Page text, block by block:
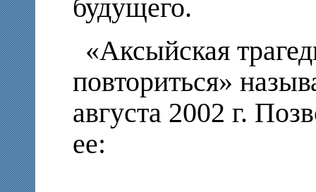
будущего.
«Аксыйская
повториться»
августа 2002 г.
ее: